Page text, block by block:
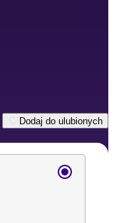
Dodaj do ulubionych